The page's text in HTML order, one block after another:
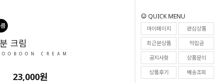
QUICK MENU
마이페이지
관심상품
최근본상품
적립금
공지사항
상품문의
상품후기
배송조회
81
크림
CREAM
23,000원